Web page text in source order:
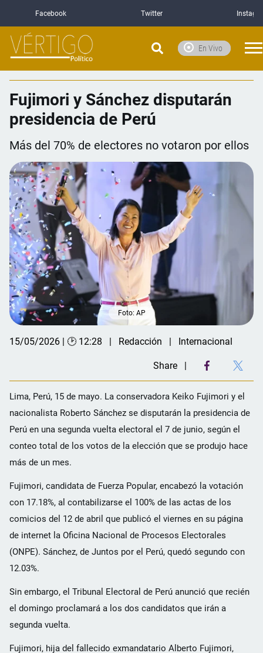
Facebook Twitter
En Vivo
Fujimori y Sánchez disputarán
presidencia de Perú
Más del 70% de electores no votaron por ellos
Foto: AP
15/05/2026 | 🕑 12:28 Redacción Internacional
Share
Lima, Perú, 15 de mayo. La conservadora Keiko Fujimori y el
nacionalista Roberto Sánchez se disputarán la presidencia de
Perú en una segunda vuelta electoral el 7 de junio, según el
conteo total de los votos de la elección que se produjo hace
más de un mes.
Fujimori, candidata de Fuerza Popular, encabezó la votación
con 17.18%, al contabilizarse el 100% de las actas de los
comicios del 12 de abril que publicó el viernes en su página
de internet la Oficina Nacional de Procesos Electorales
(ONPE). Sánchez, de Juntos por el Perú, quedó segundo con
12.03%.
Sin embargo, el Tribunal Electoral de Perú anunció que recién
el domingo proclamará a los dos candidatos que irán a
segunda vuelta.
Fujimori, hija del fallecido exmandatario Alberto Fujimori,